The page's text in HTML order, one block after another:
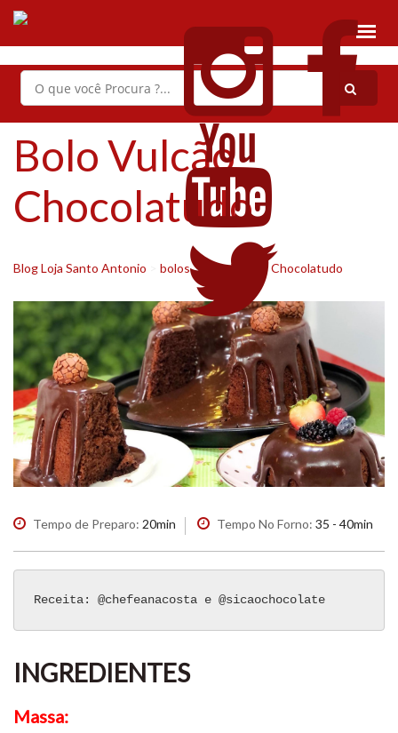
Bolo Vulcão
Chocolatudo
Blog Loja Santo Antonio bolos> Bolo Vulcão Chocolatudo
Tempo de Preparo: 20min Tempo No Forno: 35 - 40min
Receita: @chefeanacosta e @sicaochocolate
INGREDIENTES
Massa: